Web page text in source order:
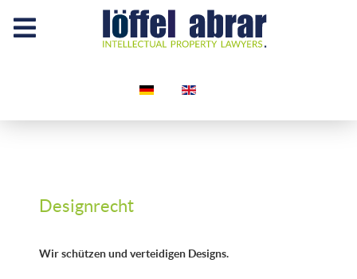
Sprache auswählen
Designrecht
Wir schützen und verteidigen Designs.